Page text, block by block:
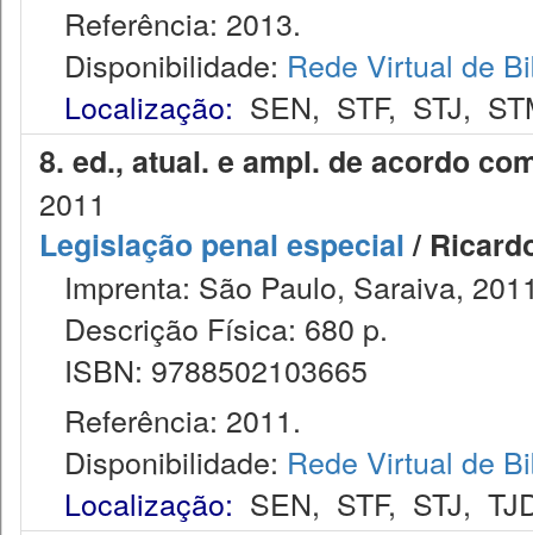
Referência: 2013.
Disponibilidade: Rede Virtual de
Localização: SEN, STF, STJ,
8. ed., atual. e ampl. de acordo
2011
Legislação penal especial/
Imprenta: São Paulo, Saraiva,
Descrição Física: 680 p.
ISBN: 9788502103665
Referência: 2011.
Disponibilidade: Rede Virtual de
Localização: SEN, STF, STJ,